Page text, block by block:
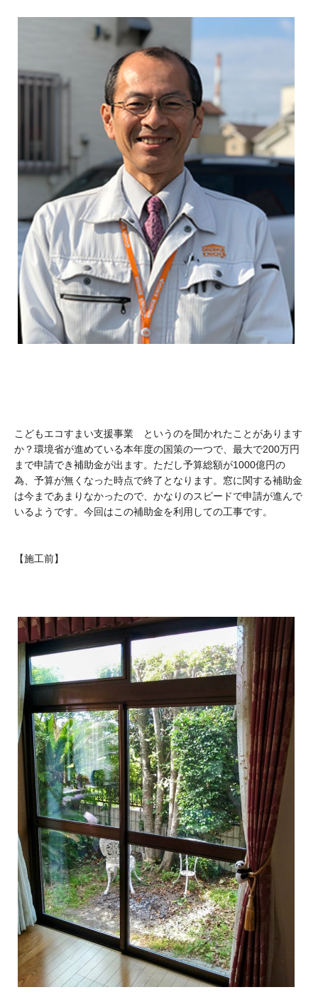
こどもエコすまい支援事業 というのを聞かれたことがあります
か？環境省が進めている本年度の国策の一つで、最大で200万円
まで申請でき補助金が出ます。ただし予算総額が1000億円の
為、予算が無くなった時点で終了となります。窓に関する補助金
は今まであまりなかったので、かなりのスピードで申請が進んで
いるようです。今回はこの補助金を利用しての工事です。
【施工前】